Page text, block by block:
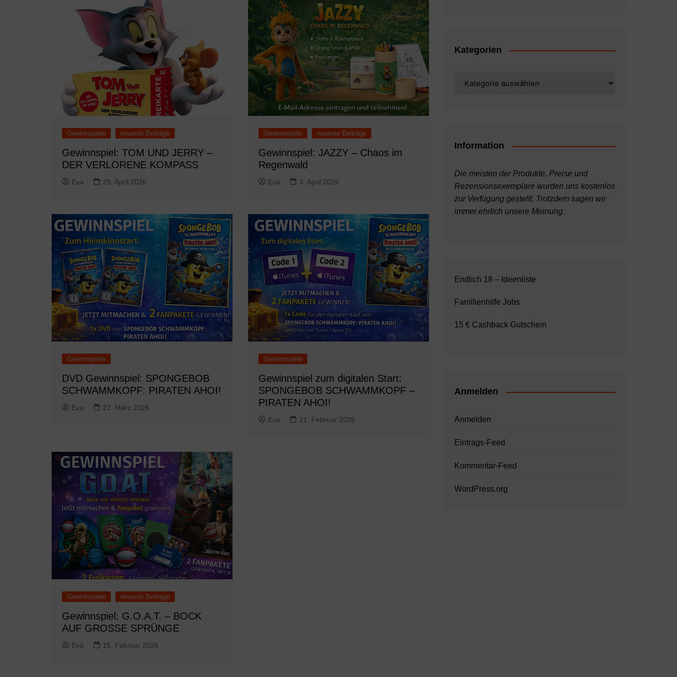
Gewinnspiele neueste Beiträge
Gewinnspiel: TOM UND JERRY –
DER VERLORENE KOMPASS
Eva 29. April 2026
Gewinnspiele neueste Beiträge
Gewinnspiel: JAZZY – Chaos im
Regenwald
Eva 3. April 2026
Gewinnspiele
DVD Gewinnspiel: SPONGEBOB
SCHWAMMKOPF: PIRATEN AHOI!
Eva 22. März 2026
Gewinnspiele
Gewinnspiel zum digitalen Start:
SPONGEBOB SCHWAMMKOPF –
PIRATEN AHOI!
Eva 21. Februar 2026
Gewinnspiele neueste Beiträge
Gewinnspiel: G.O.A.T. – BOCK
AUF GROSSE SPRÜNGE
Eva 15. Februar 2026
Kategorien
Information
Die meisten der Produkte, Preise und
Rezensionsexemplare wurden uns kostenlos
zur Verfügung gestellt. Trotzdem sagen wir
immer ehrlich unsere Meinung.
Endlich 18 – Ideenliste
Familienhilfe Jobs
15 € Cashback Gutschein
Anmelden
Anmelden
Eintrags-Feed
Kommentar-Feed
WordPress.org